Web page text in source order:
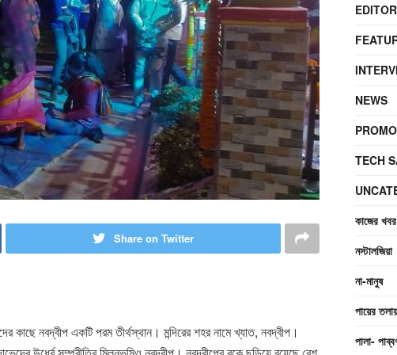
Share on Twitter
কাছে নবদ্বীপ একটি পরম তীর্থস্থান। মন্দিরের শহর নামে খ্যাত, নবদ্বীপ।
NEWS
TECH
কাজের খবর
নস্টালজিয়া
না-মানুষ
পায়ের
পালা-